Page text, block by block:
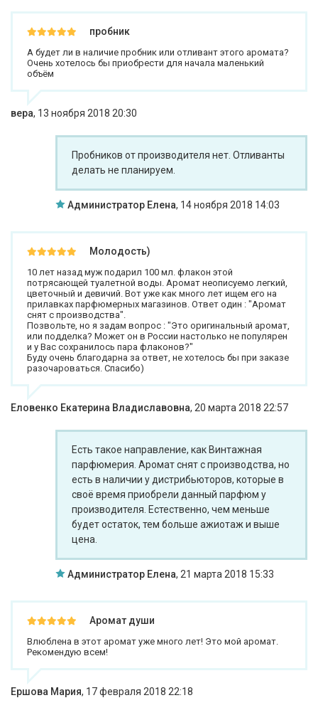
пробник
А будет ли в наличие пробник или отливант этого аромата?
Очень хотелось бы приобрести для начала маленький
объём
вера, 13 ноября 2018 20:30
Пробников от производителя нет. Отливанты
делать не планируем.
Администратор Елена, 14 ноября 2018 14:03
Молодость)
10 лет назад муж подарил 100 мл. флакон этой
потрясающей туалетной воды. Аромат неописуемо легкий,
цветочный и девичий. Вот уже как много лет ищем его на
прилавках парфюмерных магазинов. Ответ один : "Аромат
снят с производства".
Позвольте, но я задам вопрос : "Это оригинальный аромат,
или подделка? Может он в России настолько не популярен
и у Вас сохранилось пара флаконов?"
Буду очень благодарна за ответ, не хотелось бы при заказе
разочароваться. Спасибо)
Еловенко Екатерина Владиславовна, 20 марта 2018 22:57
Есть такое направление, как Винтажная
парфюмерия. Аромат снят с производства, но
есть в наличии у дистрибьюторов, которые в
своё время приобрели данный парфюм у
производителя. Естественно, чем меньше
будет остаток, тем больше ажиотаж и выше
цена.
Администратор Елена, 21 марта 2018 15:33
Аромат души
Влюблена в этот аромат уже много лет! Это мой аромат.
Рекомендую всем!
Ершова Мария, 17 февраля 2018 22:18